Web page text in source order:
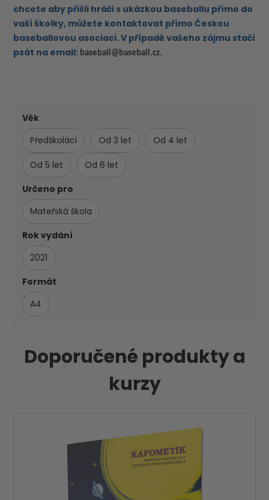
chcete aby přišli hráči s ukázkou baseballu přímo do
vaší školky, můžete kontaktovat přímo Českou
baseballovou asociaci. V případě vašeho zájmu stačí
psát na email: baseball@ baseball.cz.
Věk
Předškoláci
Od 3 let Od 4 let
Od 5 let
Od 6 let
Určeno pro
Mateřská škola
Rok vydání
2021
Formát
A4
Doporučené produkty a
kurzy